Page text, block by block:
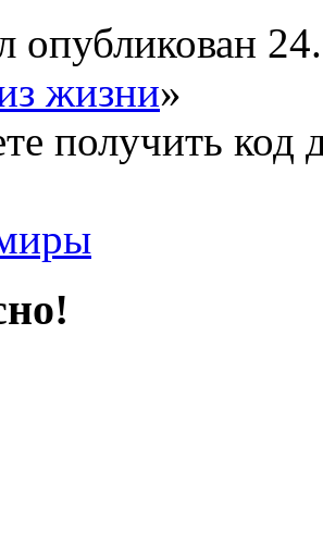
опубликован
жизни»
получить код